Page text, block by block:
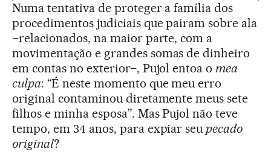
Numa tentativa de proteger a família dos
procedimentos judiciais que pairam sobre ala
–relacionados, na maior parte, com a
movimentação e grandes somas de dinheiro
em contas no exterior–, Pujol entoa omea
culpa: “É neste momento que meu erro
original contaminou diretamente meus sete
filhos e minha esposa”. Mas Pujol não teve
tempo, em 34 anos, para expiar seupecado
original?